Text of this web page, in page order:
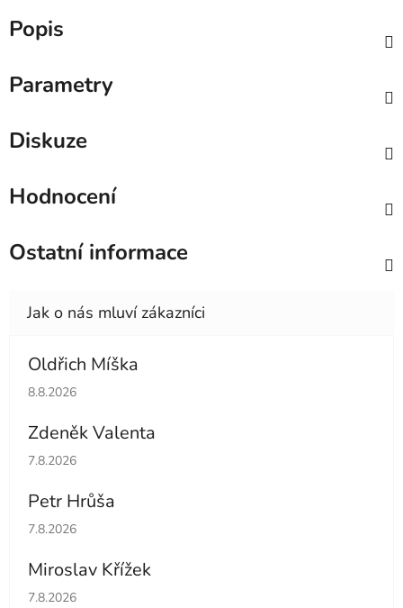
Popis
Parametry
Diskuze
Hodnocení
Ostatní informace
Oldřich Míška
Hodnocení obchodu je 5 z 5 hvězdiček.
8.8.2026
Zdeněk Valenta
Hodnocení obchodu je 5 z 5 hvězdiček.
7.8.2026
Petr Hrůša
Hodnocení obchodu je 5 z 5 hvězdiček.
7.8.2026
Miroslav Křížek
Hodnocení obchodu je 5 z 5 hvězdiček.
7.8.2026